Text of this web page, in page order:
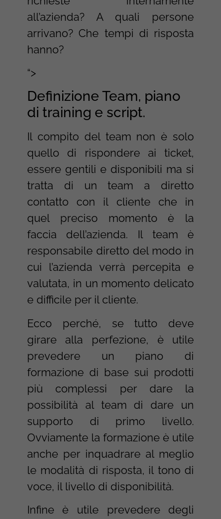
all’azienda? A quali persone
arrivano? Che tempi di risposta
hanno?
“>
Definizione Team, piano
di training e script.
Il compito del team non è solo
quello di rispondere ai ticket,
essere gentili e disponibili ma si
tratta di un team a diretto
contatto con il cliente che in
quel preciso momento è la
faccia dell’azienda. Il team è
responsabile diretto del modo in
cui l’azienda verrà percepita e
valutata, in un momento delicato
e difficile per il cliente.
Ecco perché, se tutto deve
girare alla perfezione, è utile
prevedere un piano di
formazione di base sui prodotti
più complessi per dare la
possibilità al team di dare un
supporto di primo livello.
Ovviamente la formazione è utile
anche per inquadrare al meglio
le modalità di risposta, il tono di
voce, il livello di disponibilità.
Infine è utile prevedere degli